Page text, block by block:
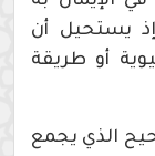
يستحيل أن
أو طريقة
الذي يجمع